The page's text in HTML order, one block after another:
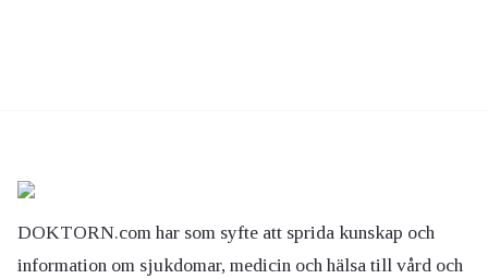
DOKTORN.com har som syfte att sprida kunskap och
information om sjukdomar, medicin och hälsa till vård och